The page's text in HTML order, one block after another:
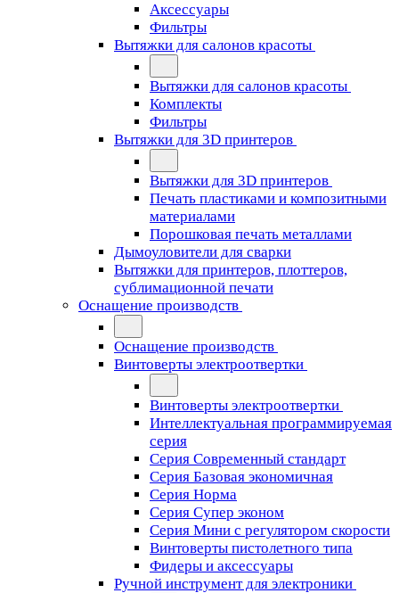
Аксессуары
Фильтры
Вытяжки для салонов красоты
Вытяжки для салонов красоты
Комплекты
Фильтры
Вытяжки для 3D принтеров
Вытяжки для 3D принтеров
Печать пластиками и композитными
материалами
Порошковая печать металлами
Дымоуловители для сварки
Вытяжки для принтеров, плоттеров,
сублимационной печати
Оснащение производств
Оснащение производств
Винтоверты электроотвертки
Винтоверты электроотвертки
Интеллектуальная программируемая
серия
Серия Современный стандарт
Серия Базовая экономичная
Серия Норма
Серия Cупер эконом
Серия Мини с регулятором скорости
Винтоверты пистолетного типа
Фидеры и аксессуары
Ручной инструмент для электроники